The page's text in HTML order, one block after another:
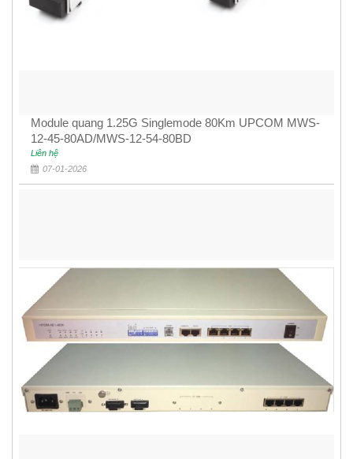
Module quang 1.25G Singlemode 80Km UPCOM MWS-
12-45-80AD/MWS-12-54-80BD
Liên hệ
07-01-2026